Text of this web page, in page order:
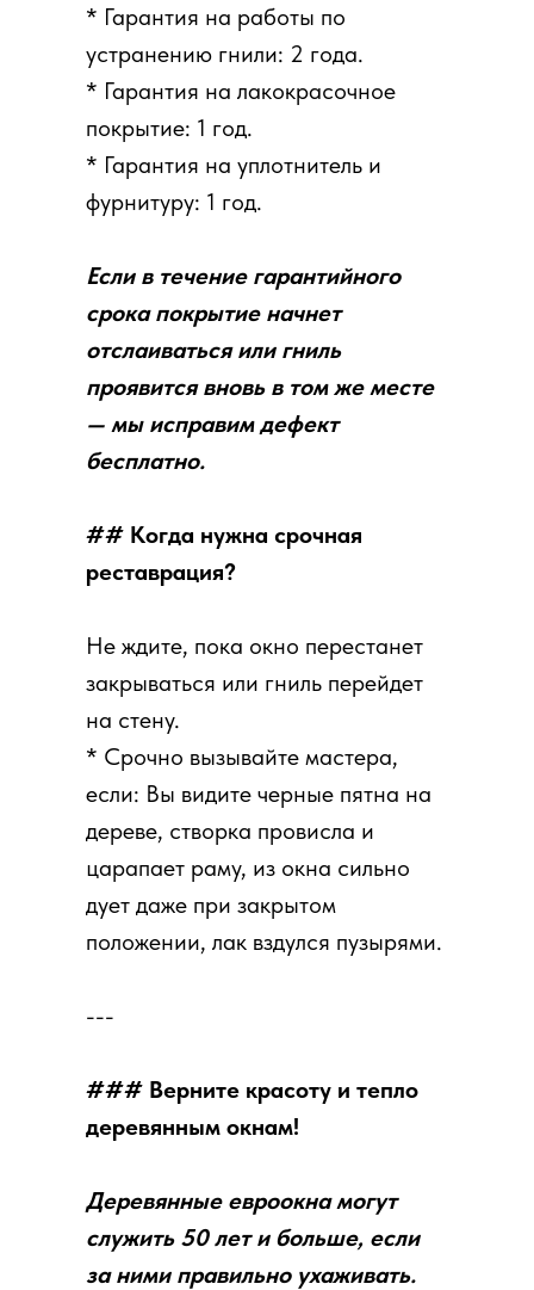
* Гарантия на работы по
устранению гнили: 2 года.
* Гарантия на лакокрасочное
покрытие: 1 год.
* Гарантия на уплотнитель и
фурнитуру: 1 год.
Если в течение гарантийного
срока покрытие начнет
отслаиваться или гниль
проявится вновь в том же месте
— мы исправим дефект
бесплатно.
## Когда нужна срочная
реставрация?
Не ждите, пока окно перестанет
закрываться или гниль перейдет
на стену.
* Срочно вызывайте мастера,
если: Вы видите черные пятна на
дереве, створка провисла и
царапает раму, из окна сильно
дует даже при закрытом
положении, лак вздулся пузырями.
---
### Верните красоту и тепло
деревянным окнам!
Деревянные евроокна могут
служить 50 лет и больше, если
за ними правильно ухаживать.